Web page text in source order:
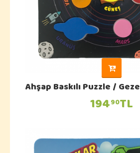
Ahşap Baskılı Puzzle /
19490TL